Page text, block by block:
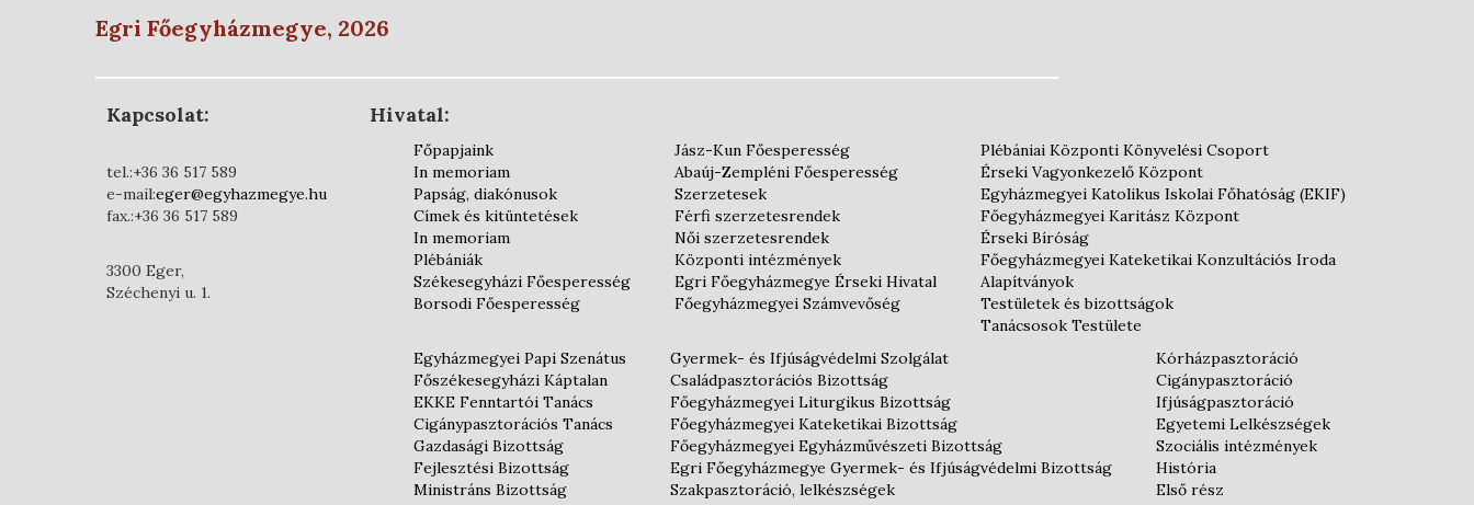
Egri Főegyházmegye, 2026
Kapcsolat:
tel.:+36 36 517 589
e-mail:eger@egyhazmegye.hu
fax.:+36 36 517 589
3300 Eger,
Széchenyi u. 1.
Hivatal:
Főpapjaink
In memoriam
Papság, diakónusok
Címek és kitüntetések
In memoriam
Plébániák
Székesegyházi Főesperesség
Borsodi Főesperesség
Jász-Kun Főesperesség
Abaúj-Zempléni Főesperesség
Szerzetesek
Férfi szerzetesrendek
Női szerzetesrendek
Központi intézmények
Egri Főegyházmegye Érseki Hivatal
Főegyházmegyei Számvevőség
Plébániai Központi Könyvelési Csoport
Érseki Vagyonkezelő Központ
Egyházmegyei Katolikus Iskolai Főhatóság (EKIF)
Főegyházmegyei Karitász Központ
Érseki Bíróság
Főegyházmegyei Kateketikai Konzultációs Iroda
Alapítványok
Testületek és bizottságok
Tanácsosok Testülete
Egyházmegyei Papi Szenátus
Főszékesegyházi Káptalan
EKKE Fenntartói Tanács
Cigánypasztorációs Tanács
Gazdasági Bizottság
Fejlesztési Bizottság
Ministráns Bizottság
Gyermek- és Ifjúságvédelmi Szolgálat
Családpasztorációs Bizottság
Főegyházmegyei Liturgikus Bizottság
Főegyházmegyei Kateketikai Bizottság
Főegyházmegyei Egyházművészeti Bizottság
Egri Főegyházmegye Gyermek- és Ifjúságvédelmi Bizottság
Szakpasztoráció, lelkészségek
Kórházpasztoráció
Cigánypasztoráció
Ifjúságpasztoráció
Egyetemi Lelkészségek
Szociális intézmények
História
Első rész